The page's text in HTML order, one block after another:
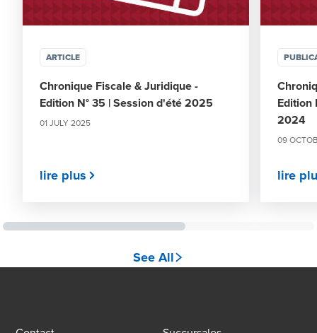
ARTICLE
Chronique Fiscale & Juridique -
Edition N° 35 | Session d'été 2025
01 JULY 2025
lire plus
Edition
2024
09
lire
See All